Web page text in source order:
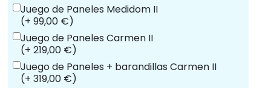
Juego de Paneles Medidom II
(+ 99,00 €)
Juego de Paneles Carmen II
(+ 219,00 €)
Juego de Paneles + barandillas Carmen II
(+ 319,00 €)